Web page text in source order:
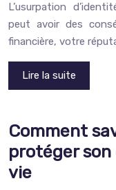
L’usurpation
peut avoir des
financière, votre
Lire la suite
Comment
protéger son
vie